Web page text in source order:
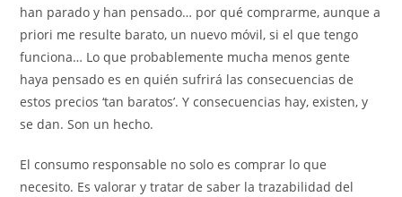
han parado y han pensado… por qué comprarme, aunque a
priori me resulte barato, un nuevo móvil, si el que tengo
funciona… Lo que probablemente mucha menos gente
haya pensado es en quién sufrirá las consecuencias de
estos precios ‘tan baratos’. Y consecuencias hay, existen, y
se dan. Son un hecho.
El consumo responsable no solo es comprar lo que
necesito. Es valorar y tratar de saber la trazabilidad del